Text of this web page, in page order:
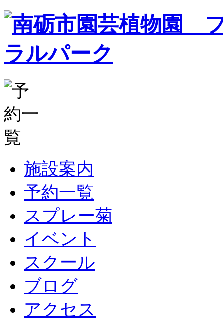
施設案内
予約一覧
スプレー菊
イベント
スクール
ブログ
アクセス